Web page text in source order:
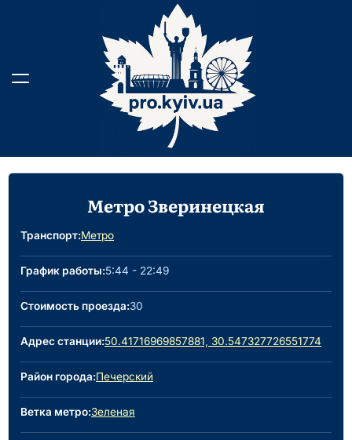
Метро Зверинецкая
Транспорт:Метро
График работы:5:44 - 22:49
Стоимость проезда:30
Адрес станции:50.41716969857881, 30.547327726551774
Район города:Печерский
Ветка метро:Зеленая